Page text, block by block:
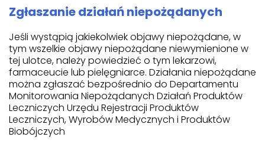
Zgłaszanie działań niepożądanych
Jeśli wystąpią jakiekolwiek objawy niepożądane, w
tym wszelkie objawy niepożądane niewymienione w
tej ulotce, należy powiedzieć o tym lekarzowi,
farmaceucie lub pielęgniarce. Działania niepożądane
można zgłaszać bezpośrednio do Departamentu
Monitorowania Niepożądanych Działań Produktów
Leczniczych Urzędu Rejestracji Produktów
Leczniczych, Wyrobów Medycznych i Produktów
Biobójczych